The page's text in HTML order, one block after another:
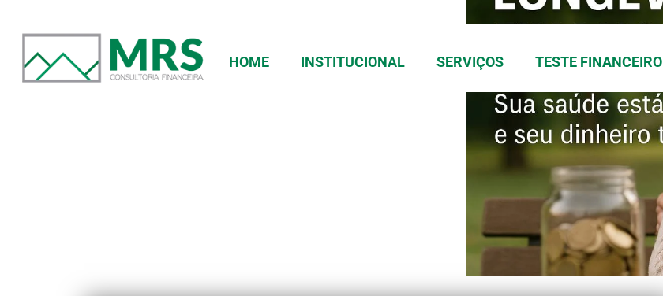
HOME INSTITUCIONAL SERVIÇOS TESTE FINANCEIRO